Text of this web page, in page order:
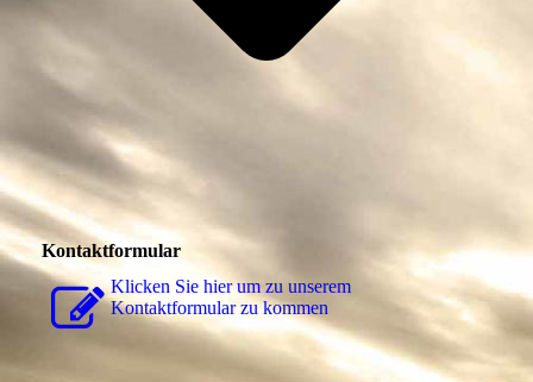
Kontaktformular
Klicken Sie hier um zu unserem
Kon­takt­for­mu­lar zu kommen